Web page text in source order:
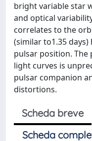
bright variable star
and optical
correlates to the
(similar to1.35
pulsar position. The
light curves is
pulsar companion
distortions.
Scheda breve
Scheda